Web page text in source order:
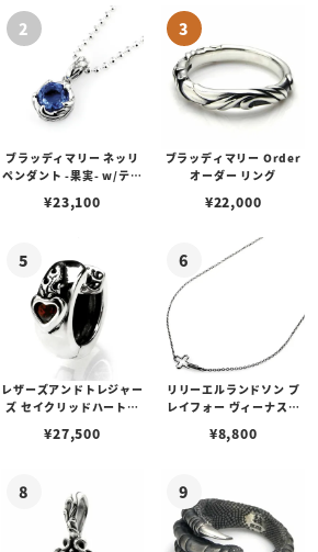
ブラッディマリー ネッリ
ペンダント -果実- w/ティ
¥23,100
ブラッディマリー Order
オーダー リング
¥22,000
レザーズアンドトレジャー
ズ セイクリッドハートピ
¥27,500
リリーエルランドソン プ
レイフォー ヴィーナスチ
¥8,800